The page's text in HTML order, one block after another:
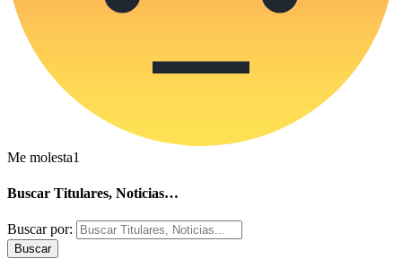
Me molesta1
Buscar Titulares, Noticias…
Buscar por: